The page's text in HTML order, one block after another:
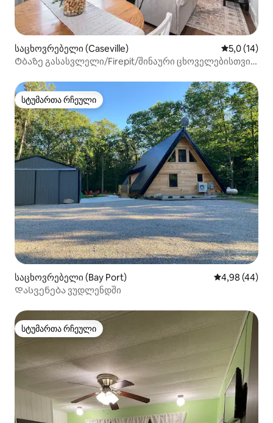
საცხოვრებელი (Caseville) საშუალო
5,0 (14)
Ტბაზე გასასვლელი/Firepit/შინაური ცხოველებისთვის
სტუმართა რჩეული
სტუმართა რჩეული
საცხოვრებელი (Bay Port) საშუალო
4,98 (44)
Დასვენება ვუდლენდში
სტუმართა რჩეული
სტუმართა რჩეული